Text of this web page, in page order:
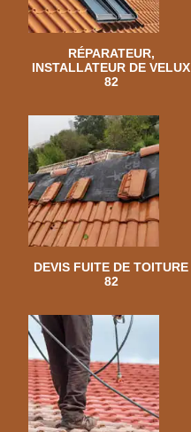
RÉPARATEUR,
INSTALLATEUR DE VELUX
82
DEVIS FUITE DE TOITURE
82